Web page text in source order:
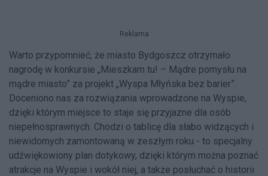
Reklama
Warto przypomnieć, że miasto Bydgoszcz otrzymało
nagrodę w konkursie „Mieszkam tu! – Mądre pomysłu na
mądre miasto” za projekt „Wyspa Młyńska bez barier”.
Doceniono nas za rozwiązania wprowadzone na Wyspie,
dzięki którym miejsce to staje się przyjazne dla osób
niepełnosprawnych. Chodzi o tablicę dla słabo widzących i
niewidomych zamontowaną w zeszłym roku - to specjalny
udźwiękowiony plan dotykowy, dzięki którym można poznać
atrakcje na Wyspie i wokół niej, a także posłuchać o historii